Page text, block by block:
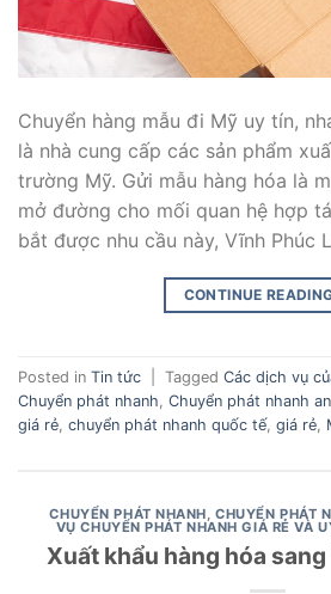
Chuyển hàng mẫu đi Mỹ uy tín,
là nhà cung cấp các sản phẩm
trường Mỹ. Gửi mẫu hàng hóa là
mở đường cho mối quan hệ hợp
bắt được nhu cầu này, Vĩnh Phúc
CONTINUE
Posted in Tin tức Tagged Các dịch vụ
Chuyển phát nhanh Chuyển phát nhanh
giá rẻ chuyển phát nhanh quốc tế, giá rẻ
CHUYỂN PHÁT NHANH,CHUYỂN PHÁT
VỤ CHUYỂN PHÁT NHANH GIÁ RẺ VÀ
Xuất khẩu hàng hóa